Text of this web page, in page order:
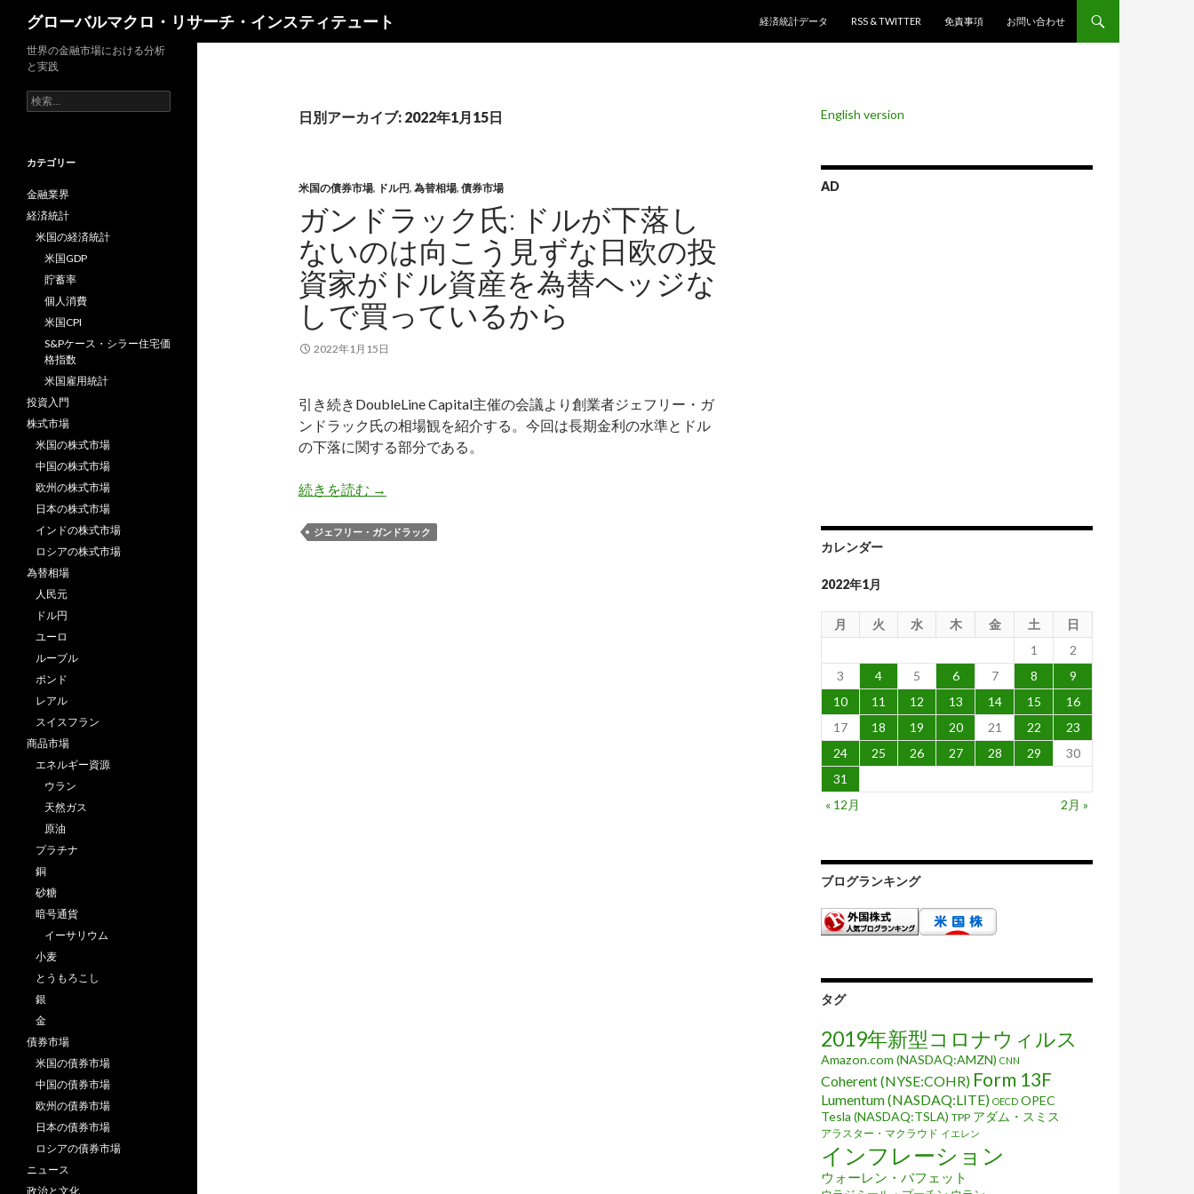
グローバルマクロ・リサーチ・インスティテュート
経済統計データ
RSS & TWITTER 免責事項 お問い合わせ
日別アーカイブ: 2022年1月15日
米国の債券市場, ドル円, 為替相場, 債券市場
ガンドラック氏: ドルが下落し
ないのは向こう見ずな日欧の投
資家がドル資産を為替ヘッジな
しで買っているから
2022年1月15日
引き続きDoubleLine Capital主催の会議より創業者ジェフリー・ガ
ンドラック氏の相場観を紹介する。今回は長期金利の水準とドル
の下落に関する部分である。
続きを読む ガンドラック氏: ドルが下落しないのは向こう見ずな日欧の投資家がドル資産を為替ヘッジなしで買っているから
→
ジェフリー・ガンドラック
English version
AD
カレンダー
2022年1月
月 火 水 木 金 土
日
1
2
3
4 5 6 7 8
9
10
11 12 13 14 15
16
17
18 19 20 21 22
23
24
25 26 27 28 29
30
31
« 12月
2月 »
ブログランキング
タグ
2019年新型コロナウィルス
Amazon.com (NASDAQ:AMZN) CNN
Coherent (NYSE:COHR) Form 13F
Lumentum (NASDAQ:LITE) OECD OPEC
Tesla (NASDAQ:TSLA) TPP アダム・スミス
アラスター・マクラウド イエレン
インフレーション
ウォーレン・バフェット
世界の金融市場における分析
と実践
検
索:
カテゴリー
金融業界
経済統計
米国の経済統計
米国GDP
貯蓄率
個人消費
米国CPI
S&Pケース・シラー住宅価
格指数
米国雇用統計
投資入門
株式市場
米国の株式市場
中国の株式市場
欧州の株式市場
日本の株式市場
インドの株式市場
ロシアの株式市場
為替相場
人民元
ドル円
ユーロ
ルーブル
ポンド
レアル
スイスフラン
商品市場
エネルギー資源
ウラン
天然ガス
原油
プラチナ
銅
砂糖
暗号通貨
イーサリウム
小麦
とうもろこし
銀
金
債券市場
米国の債券市場
中国の債券市場
欧州の債券市場
日本の債券市場
ロシアの債券市場
ニュース
政治と文化